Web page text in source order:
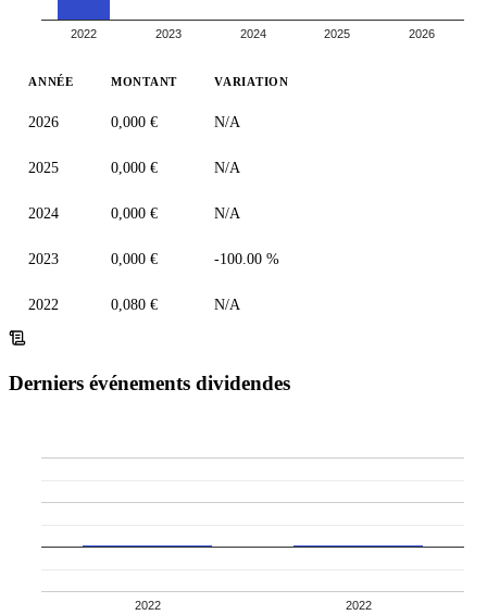
2022 2023 2024 2025 2026
ANNÉE MONTANT VARIATION
2026 0,000 € N/A
2025 0,000 € N/A
2024 0,000 € N/A
2023 0,000 € -100.00 %
2022 0,080 € N/A
Derniers événements dividendes
2022 2022